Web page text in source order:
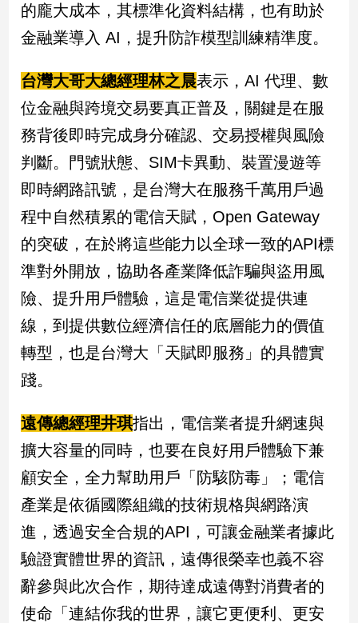
的龐大成本，其標準化資料結構，也有助於
金融業導入 AI，提升防詐模型訓練精準度。
台灣大哥大總經理林之晨表示，AI 代理、數
位金融與跨境交易要真正普及，關鍵是在服
務背後即時完成身分確認、交易授權與風險
判斷。門號狀態、SIM卡異動、裝置漫遊等
即時網路訊號，是台灣大在服務千萬用戶過
程中自然積累的電信天賦，Open Gateway
的突破，在於將這些能力以全球一致的API標
準對外開放，協助各產業降低詐騙與盜用風
險、提升用戶體驗，這是電信業從提供連
線，到提供數位經濟信任的底層能力的價值
轉型，也是台灣大「天賦即服務」的具體實
踐。
遠傳總經理井琪指出，電信業者提升網速與
擴大容量的同時，也要在良好用戶體驗下兼
顧安全，全力幫助用戶「防駭防毒」；電信
產業是依循國際組織的技術規格與網路演
進，透過安全合規的API，可讓金融業者據此
驗證實體世界的資訊，遠傳很榮幸也義不容
辭參與此次合作，期待達成遠傳對消費者的
使命「連結你我的世界，讓它更便利、更安